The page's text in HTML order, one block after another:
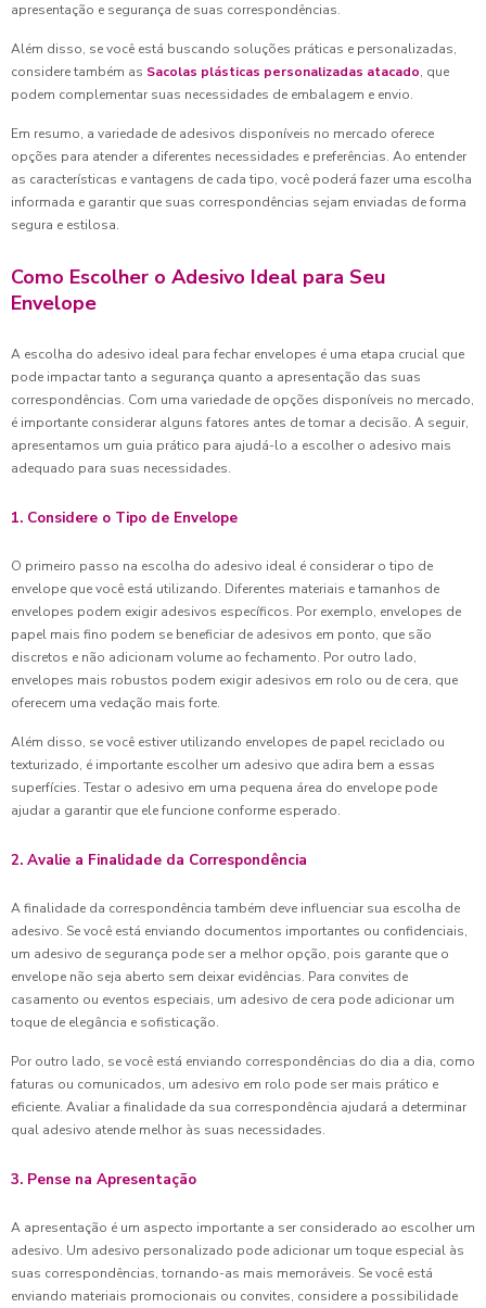
apresentação e segurança de suas correspondências.
Além disso, se você está buscando soluções práticas e personalizadas,
considere também as Sacolas plásticas personalizadas atacado, que
podem complementar suas necessidades de embalagem e envio.
Em resumo, a variedade de adesivos disponíveis no mercado oferece
opções para atender a diferentes necessidades e preferências. Ao entender
as características e vantagens de cada tipo, você poderá fazer uma escolha
informada e garantir que suas correspondências sejam enviadas de forma
segura e estilosa.
Como Escolher o Adesivo Ideal para Seu
Envelope
A escolha do adesivo ideal para fechar envelopes é uma etapa crucial que
pode impactar tanto a segurança quanto a apresentação das suas
correspondências. Com uma variedade de opções disponíveis no mercado,
é importante considerar alguns fatores antes de tomar a decisão. A seguir,
apresentamos um guia prático para ajudá-lo a escolher o adesivo mais
adequado para suas necessidades.
1. Considere o Tipo de Envelope
O primeiro passo na escolha do adesivo ideal é considerar o tipo de
envelope que você está utilizando. Diferentes materiais e tamanhos de
envelopes podem exigir adesivos específicos. Por exemplo, envelopes de
papel mais fino podem se beneficiar de adesivos em ponto, que são
discretos e não adicionam volume ao fechamento. Por outro lado,
envelopes mais robustos podem exigir adesivos em rolo ou de cera, que
oferecem uma vedação mais forte.
Além disso, se você estiver utilizando envelopes de papel reciclado ou
texturizado, é importante escolher um adesivo que adira bem a essas
superfícies. Testar o adesivo em uma pequena área do envelope pode
ajudar a garantir que ele funcione conforme esperado.
2. Avalie a Finalidade da Correspondência
A finalidade da correspondência também deve influenciar sua escolha de
adesivo. Se você está enviando documentos importantes ou confidenciais,
um adesivo de segurança pode ser a melhor opção, pois garante que o
envelope não seja aberto sem deixar evidências. Para convites de
casamento ou eventos especiais, um adesivo de cera pode adicionar um
toque de elegância e sofisticação.
Por outro lado, se você está enviando correspondências do dia a dia, como
faturas ou comunicados, um adesivo em rolo pode ser mais prático e
eficiente. Avaliar a finalidade da sua correspondência ajudará a determinar
qual adesivo atende melhor às suas necessidades.
3. Pense na Apresentação
A apresentação é um aspecto importante a ser considerado ao escolher um
adesivo. Um adesivo personalizado pode adicionar um toque especial às
suas correspondências, tornando-as mais memoráveis. Se você está
enviando materiais promocionais ou convites, considere a possibilidade